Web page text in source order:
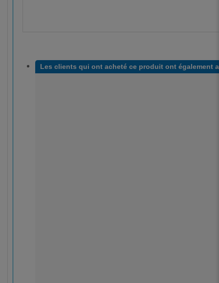
Les clients qui ont acheté ce produit ont également